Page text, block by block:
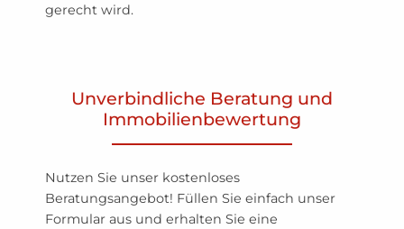
gerecht wird.
Unverbindliche Beratung und
Immobilienbewertung
Nutzen Sie unser kostenloses
Beratungsangebot! Füllen Sie einfach unser
Formular aus und erhalten Sie eine